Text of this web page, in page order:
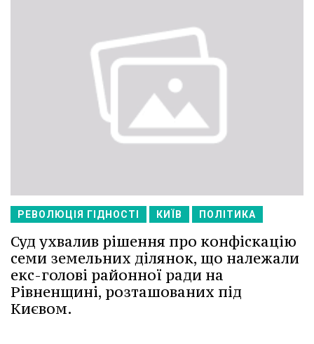
РЕВОЛЮЦІЯ ГІДНОСТІ КИЇВ ПОЛІТИКА
Суд ухвалив рішення про конфіскацію
семи земельних ділянок, що належали
екс-голові районної ради на
Рівненщині, розташованих під
Києвом.